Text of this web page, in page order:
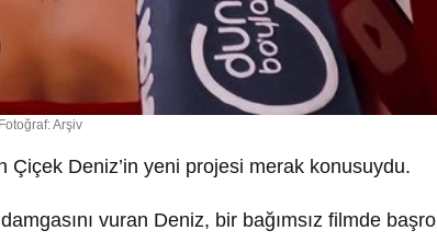
Fotoğraf: Arşiv
Deniz’in yeni projesi merak konusuydu.
vuran Deniz, bir bağımsız filmde başrol